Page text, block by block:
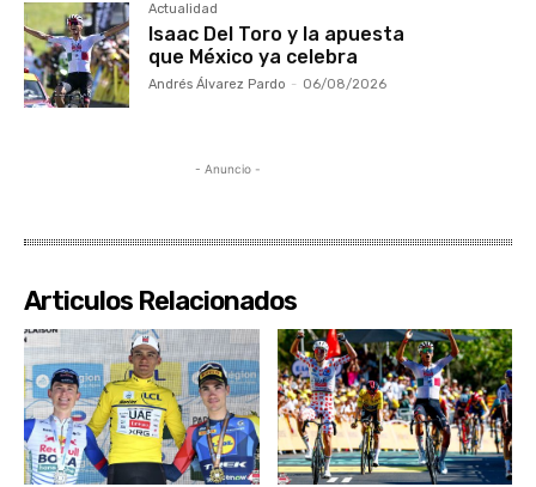
Actualidad
Isaac Del Toro y la apuesta
que México ya celebra
Andrés Álvarez Pardo - 06/08/2026
- Anuncio -
Articulos Relacionados